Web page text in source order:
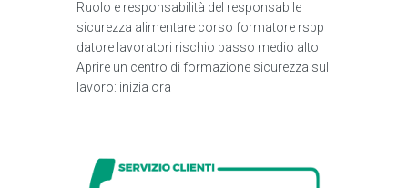
Ruolo e responsabilità del responsabile
sicurezza alimentare corso formatore rspp
datore lavoratori rischio basso medio alto
Aprire un centro di formazione sicurezza sul
lavoro: inizia ora